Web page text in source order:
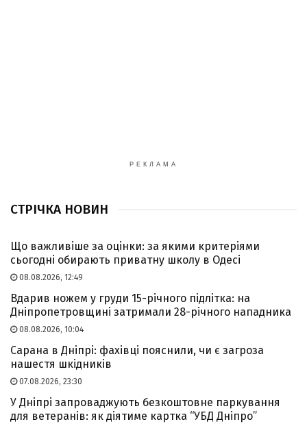
РЕКЛАМА
СТРІЧКА НОВИН
Що важливіше за оцінки: за якими критеріями
сьогодні обирають приватну школу в Одесі
08.08.2026, 12:49
Вдарив ножем у груди 15-річного підлітка: на
Дніпропетровщині затримали 28-річного нападника
08.08.2026, 10:04
Сарана в Дніпрі: фахівці пояснили, чи є загроза
нашестя шкідників
07.08.2026, 23:30
У Дніпрі запроваджують безкоштовне паркування
для ветеранів: як діятиме картка “УБД Дніпро”